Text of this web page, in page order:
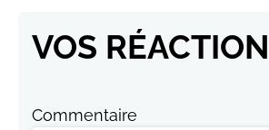
VOS
Commentaire